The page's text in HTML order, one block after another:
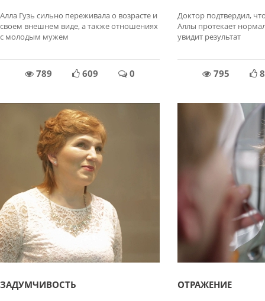
Алла Гузь сильно переживала о возрасте и
своем внешнем виде, а также отношениях
с молодым мужем
789 609 0
Доктор подтвердил,
Аллы протекает
увидит результат
795
ЗАДУМЧИВОСТЬ ОТРАЖЕНИЕ